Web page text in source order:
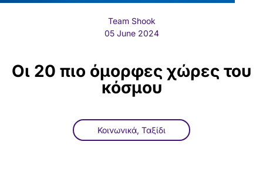
Team Shook
05 June 2024
Οι 20 πιο όμορφες χώρες του
κόσμου
Κοινωνικά, Ταξίδι